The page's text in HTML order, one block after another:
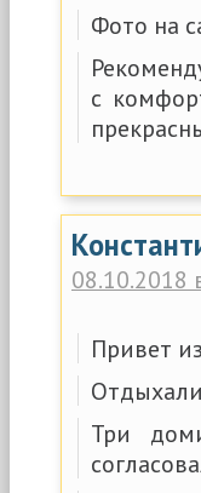
Фото на
с
08.10.2018
Привет
Три